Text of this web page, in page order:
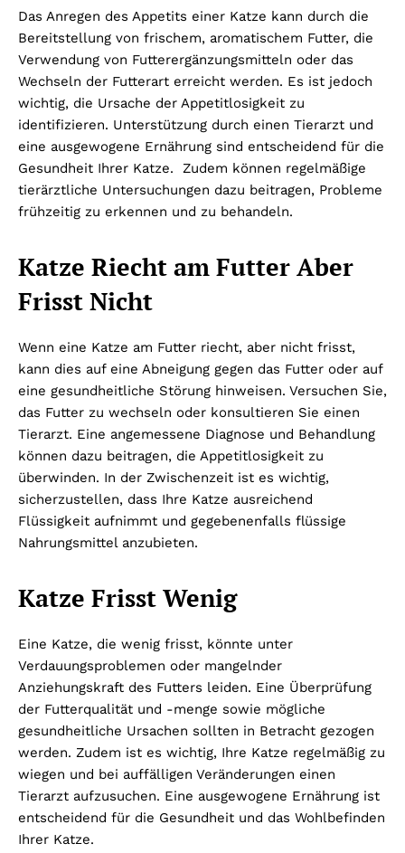
Das Anregen des Appetits einer Katze kann durch die
Bereitstellung von frischem, aromatischem Futter, die
Verwendung von Futterergänzungsmitteln oder das
Wechseln der Futterart erreicht werden. Es ist jedoch
wichtig, die Ursache der Appetitlosigkeit zu
identifizieren. Unterstützung durch einen Tierarzt und
eine ausgewogene Ernährung sind entscheidend für die
Gesundheit Ihrer Katze. Zudem können regelmäßige
tierärztliche Untersuchungen dazu beitragen, Probleme
frühzeitig zu erkennen und zu behandeln.
Katze Riecht am Futter Aber
Frisst Nicht
Wenn eine Katze am Futter riecht, aber nicht frisst,
kann dies auf eine Abneigung gegen das Futter oder auf
eine gesundheitliche Störung hinweisen. Versuchen Sie,
das Futter zu wechseln oder konsultieren Sie einen
Tierarzt. Eine angemessene Diagnose und Behandlung
können dazu beitragen, die Appetitlosigkeit zu
überwinden. In der Zwischenzeit ist es wichtig,
sicherzustellen, dass Ihre Katze ausreichend
Flüssigkeit aufnimmt und gegebenenfalls flüssige
Nahrungsmittel anzubieten.
Katze Frisst Wenig
Eine Katze, die wenig frisst, könnte unter
Verdauungsproblemen oder mangelnder
Anziehungskraft des Futters leiden. Eine Überprüfung
der Futterqualität und -menge sowie mögliche
gesundheitliche Ursachen sollten in Betracht gezogen
werden. Zudem ist es wichtig, Ihre Katze regelmäßig zu
wiegen und bei auffälligen Veränderungen einen
Tierarzt aufzusuchen. Eine ausgewogene Ernährung ist
entscheidend für die Gesundheit und das Wohlbefinden
Ihrer Katze.